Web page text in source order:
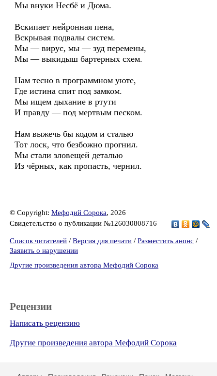
Мы внуки Несбё и Дюма.
Вскипает нейронная пена,
Вскрывая подвалы систем.
Мы — вирус, мы — зуд перемены,
Мы — выкидыш бартерных схем.
Нам тесно в программном уюте,
Где истина спит под замком.
Мы ищем дыхание в ртути
И правду — под мертвым песком.
Нам выжечь бы кодом и сталью
Тот лоск, что безбожно прогнил.
Мы стали зловещей деталью
Из чёрных, как пропасть, чернил.
© Copyright: Мефодий Сорока, 2026
Свидетельство о публикации №126030808716
Список читателей / Версия для печати / Разместить анонс /
Заявить о нарушении
Другие произведения автора Мефодий Сорока
Рецензии
Написать рецензию
Другие произведения автора Мефодий Сорока